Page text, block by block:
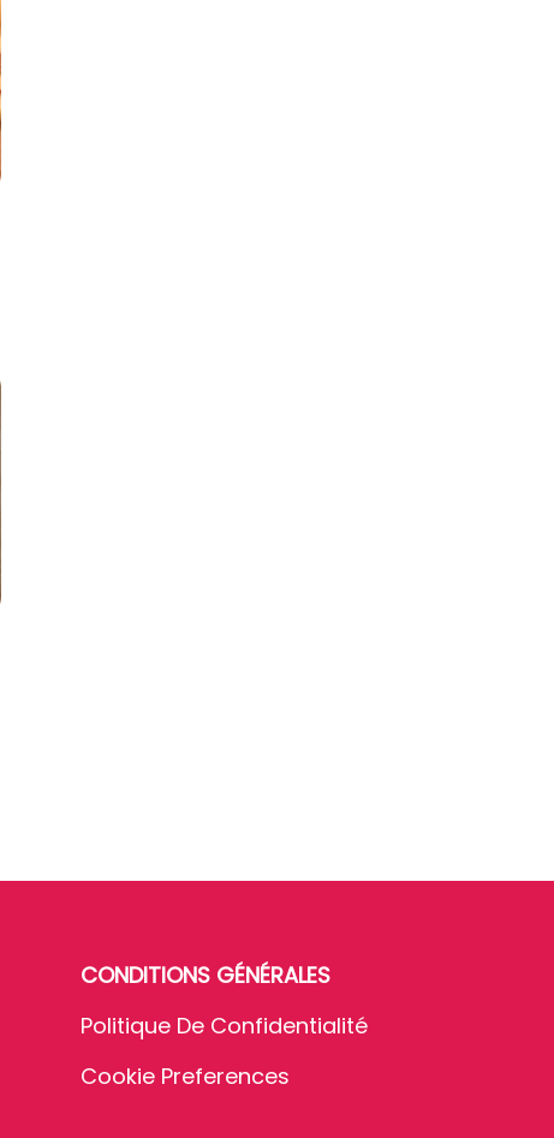
CONDITIONS GÉNÉRALES
Politique De Confidentialité
Cookie Preferences